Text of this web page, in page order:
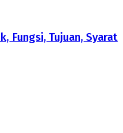
Fungsi, Tujuan, Syarat